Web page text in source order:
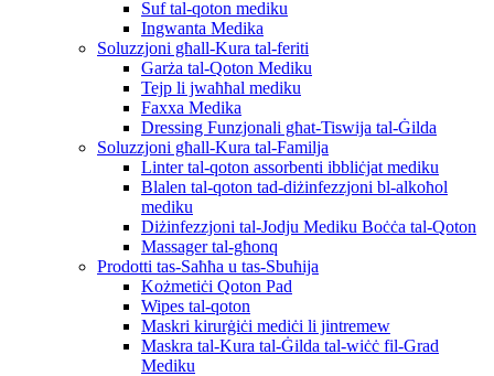
Suf tal-qoton mediku
Ingwanta Medika
Soluzzjoni għall-Kura tal-feriti
Garża tal-Qoton Mediku
Tejp li jwaħħal mediku
Faxxa Medika
Dressing Funzjonali għat-Tiswija tal-Ġilda
Soluzzjoni għall-Kura tal-Familja
Linter tal-qoton assorbenti ibbliċjat mediku
Blalen tal-qoton tad-diżinfezzjoni bl-alkoħol
mediku
Diżinfezzjoni tal-Jodju Mediku Boċċa tal-Qoton
Massager tal-għonq
Prodotti tas-Saħħa u tas-Sbuħija
Kożmetiċi Qoton Pad
Wipes tal-qoton
Maskri kirurġiċi mediċi li jintremew
Maskra tal-Kura tal-Ġilda tal-wiċċ fil-Grad
Mediku